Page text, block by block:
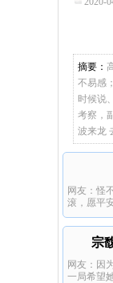
摘要：
不易感
时候说
考察，
波来龙
网友：怪
滚，愿平安
宗
网友：因
一局希望